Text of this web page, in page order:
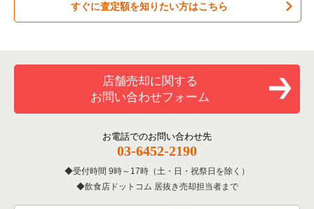
居酒屋・ダイニングバーの居抜き売却物件の案件一覧
洋食の居抜き売却物件の案件一覧
その他の居抜き売却物件の案件一覧
三鷹市の飲食店の居抜き売却物件の案件一覧
あきる野市の飲食店の居抜き売却物件の案件一覧
多摩市の飲食店の居抜き売却物件の案件一覧
西東京市の飲食店の居抜き売却物件の案件一覧
東京都下のお弁当・惣菜・デリの居抜き売却物件の案件一覧
東京都下のバーの居抜き売却物件の案件一覧
東京都下の居酒屋・ダイニングバーの居抜き売却物件の案件一
東京都下の専門料理の居抜き売却物件の案件一覧
東京都下の和食の居抜き売却物件の案件一覧
すぐに査定額を知りたい方はこちら
店舗売却に関する
お問い合わせフォーム
お電話でのお問い合わせ先
03-6452-2190
受付時間 9時～17時（土・日・祝祭日を除く）
飲食店ドットコム 居抜き売却担当者まで